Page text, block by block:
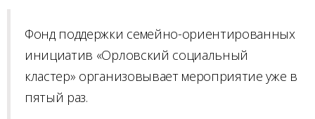
Фонд поддержки семейно-ориентированных
инициатив «Орловский социальный
кластер» организовывает мероприятие уже в
пятый раз.